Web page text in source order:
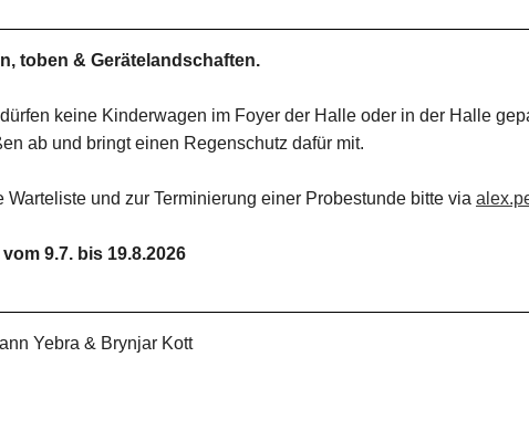
toben & Gerätelandschaften.
keine Kinderwagen im Foyer der Halle oder in der Halle
ab und bringt einen Regenschutz dafür mit.
Warteliste und zur Terminierung einer Probestunde bitte via
9.7. bis 19.8.2026
Yebra & Brynjar Kott